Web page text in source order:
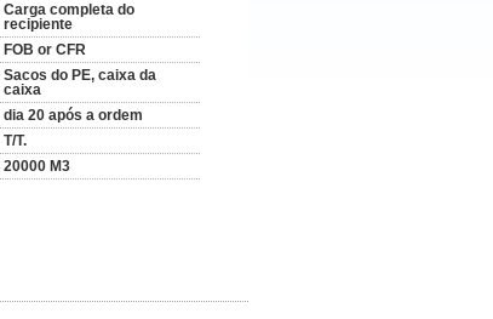
Carga completa do
recipiente
FOB or CFR
Sacos do PE, caixa da
caixa
dia 20 após a ordem
T/T.
20000 M3